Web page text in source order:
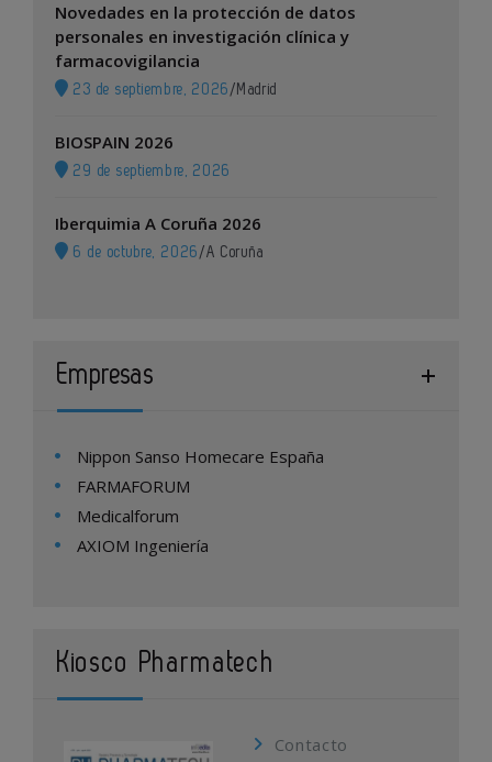
Novedades en la protección de datos
personales en investigación clínica y
farmacovigilancia
23 de septiembre, 2026 / Madrid
BIOSPAIN 2026
29 de septiembre, 2026
Iberquimia A Coruña 2026
6 de octubre, 2026 /A Coruña
Empresas
Nippon Sanso Homecare España
FARMAFORUM
Medicalforum
AXIOM Ingeniería
Kiosco Pharmatech
Contacto